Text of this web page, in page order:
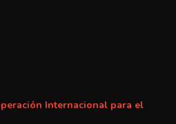
Internacional para el